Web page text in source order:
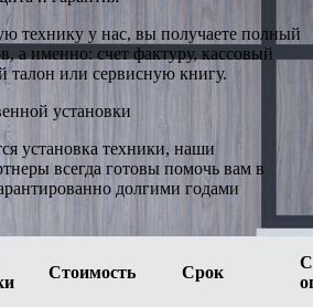
технику у нас, вы получаете полный
а именно: счет фактуру, кассовый
талон или сервисную книгу.
установки
установка техники, наши
всегда готовы помочь вам в
долгими годами
Стоимость Срок